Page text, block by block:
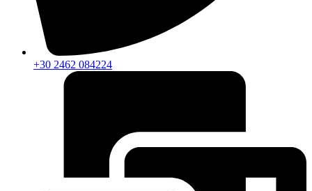
+30 2462 084224